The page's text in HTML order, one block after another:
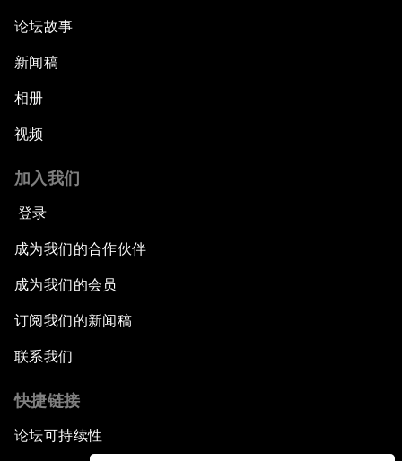
论坛故事
新闻稿
相册
视频
加入我们
登录
成为我们的合作伙伴
成为我们的会员
订阅我们的新闻稿
联系我们
快捷链接
论坛可持续性